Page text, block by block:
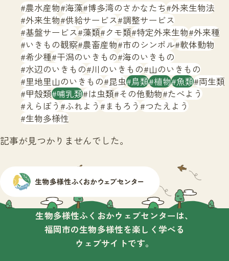
生物多様性ふくおかウェブセンターとは
サイトマップ
農水産物 海藻 博多湾のさかなたち 外来生物法
外来生物 供給サービス 調整サービス
基盤サービス 藻類 クモ類 特定外来生物 外来種
いきもの観察 農畜産物 市のシンボル 軟体動物
希少種 干潟のいきもの 海のいきもの
水辺のいきもの 川のいきもの 山のいきもの
里地里山のいきもの 昆虫 鳥類 植物 魚類 両生類
甲殻類 哺乳類 は虫類 その他動物 たべよう
えらぼう ふれよう まもろう つたえよう
生物多様性
記事が見つかりませんでした。
生物多様性ふくおかウェブセンターは、
福岡市の生物多様性を楽しく学べる
ウェブサイトです。